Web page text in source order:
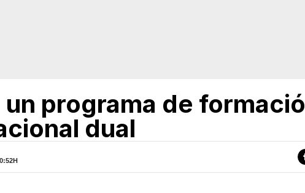
programa de formació
dual